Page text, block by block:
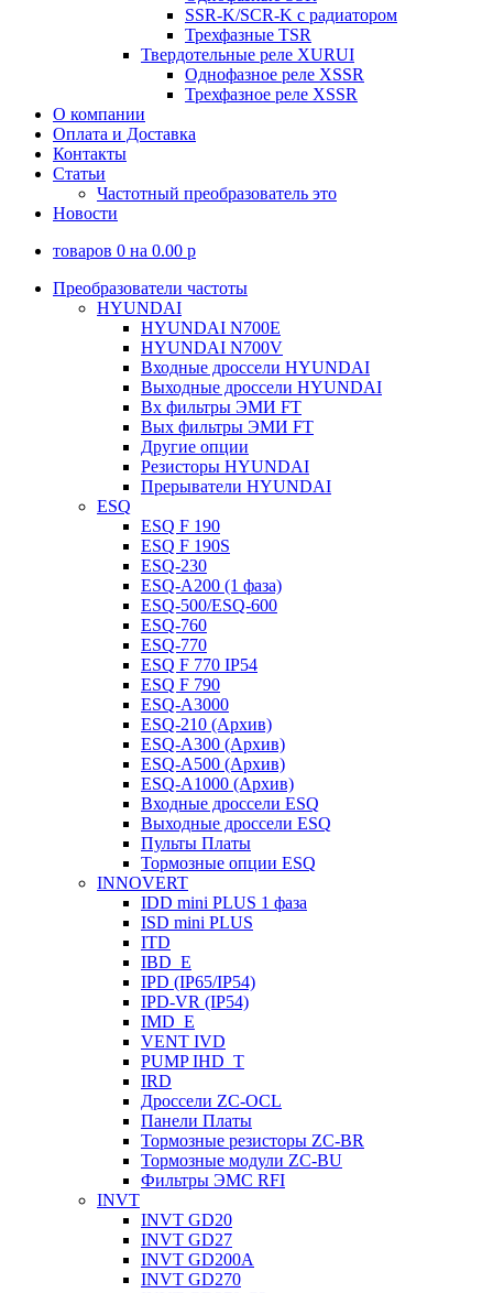
SSR-K/SCR-K с радиатором
Трехфазные TSR
Твердотельные реле XURUI
Однофазное реле XSSR
Трехфазное реле XSSR
О компании
Оплата и Доставка
Контакты
Статьи
Частотный преобразователь это
Новости
товаров 0 на 0.00 p
Преобразователи частоты
HYUNDAI
HYUNDAI N700E
HYUNDAI N700V
Входные дроссели HYUNDAI
Выходные дроссели HYUNDAI
Вх фильтры ЭМИ FT
Вых фильтры ЭМИ FT
Другие опции
Резисторы HYUNDAI
Прерыватели HYUNDAI
ESQ
ESQ F 190
ESQ F 190S
ESQ-230
ESQ-A200 (1 фаза)
ESQ-500/ESQ-600
ESQ-760
ESQ-770
ESQ F 770 IP54
ESQ F 790
ESQ-A3000
ESQ-210 (Архив)
ESQ-A300 (Архив)
ESQ-A500 (Архив)
ESQ-A1000 (Архив)
Входные дроссели ESQ
Выходные дроссели ESQ
Пульты Платы
Тормозные опции ESQ
INNOVERT
IDD mini PLUS 1 фаза
ISD mini PLUS
ITD
IBD_E
IPD (IP65/IP54)
IРD-VR (IP54)
IMD_E
VENT IVD
PUMP IHD_T
IRD
Дроссели ZC-OCL
Панели Платы
Тормозные резисторы ZC-BR
Тормозные модули ZC-BU
Фильтры ЭМС RFI
INVT
INVT GD20
INVT GD27
INVT GD200A
INVT GD270